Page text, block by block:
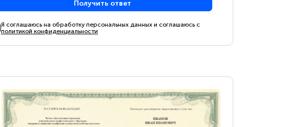
Получить ответ
Я соглашаюсь на обработку персональных данных и соглашаюсь с
политикой конфиденциальности